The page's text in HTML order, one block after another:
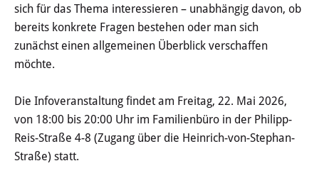
sich für das Thema interessieren – unabhängig davon, ob
bereits konkrete Fragen bestehen oder man sich
zunächst einen allgemeinen Überblick verschaffen
möchte.
Die Infoveranstaltung findet am Freitag, 22. Mai 2026,
von 18:00 bis 20:00 Uhr im Familienbüro in der Philipp-
Reis-Straße 4-8 (Zugang über die Heinrich-von-Stephan-
Straße) statt.
Offenlagen
Publikationen
Stadtplan
Tourismus